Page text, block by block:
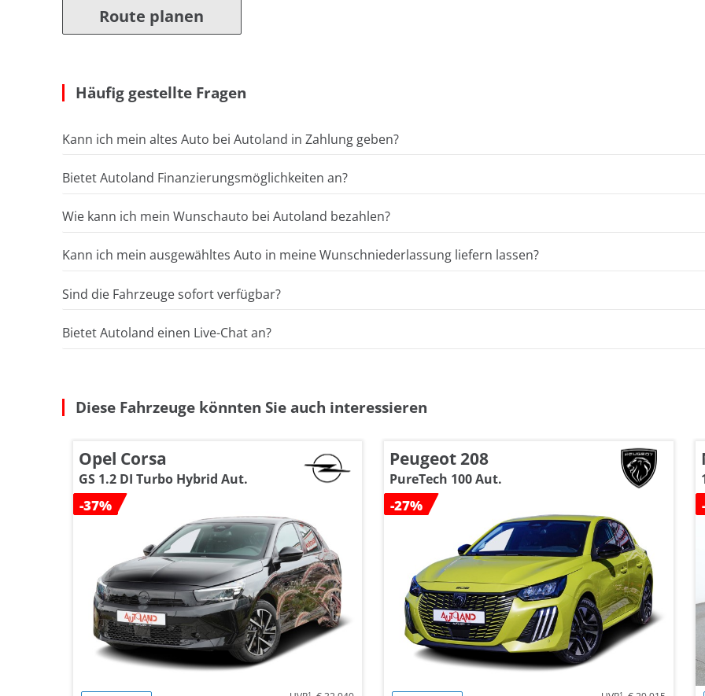
Route planen
Häufig gestellte Fragen
Kann ich mein altes Auto bei Autoland in Zahlung geben?
Bietet Autoland Finanzierungsmöglichkeiten an?
Wie kann ich mein Wunschauto bei Autoland bezahlen?
Kann ich mein ausgewähltes Auto in meine Wunschniederlassung liefern lassen?
Sind die Fahrzeuge sofort verfügbar?
Bietet Autoland einen Live-Chat an?
Diese Fahrzeuge könnten Sie auch interessieren
Opel Corsa
GS 1.2 DI Turbo Hybrid Aut.
-37%
Peugeot 208
PureTech 100 Aut.
-27%